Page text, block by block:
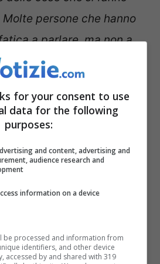
persone che hanno
a parlare, ma non a
perché i
online”
se
ma che si parli
chi non è riuscito a
i tanti pregiudizi che
for your consent to use
data for the following
purposes:
and content, advertising and
audience research and
information on a device
be processed and information from
identifiers, and other device
accessed by and shared with 319